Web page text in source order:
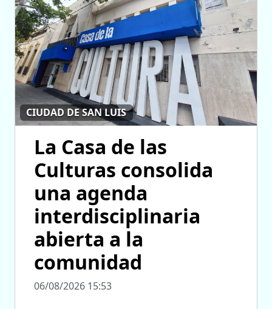
CIUDAD DE SAN LUIS
La Casa de las
Culturas consolida
una agenda
interdisciplinaria
abierta a la
comunidad
06/08/2026 15:53